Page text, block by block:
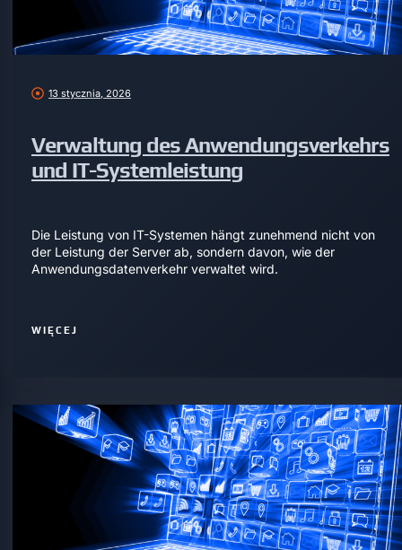
13 stycznia, 2026
Verwaltung des Anwendungsverkehrs
und IT-Systemleistung
Die Leistung von IT-Systemen hängt zunehmend nicht von
der Leistung der Server ab, sondern davon, wie der
Anwendungsdatenverkehr verwaltet wird.
WIĘCEJ